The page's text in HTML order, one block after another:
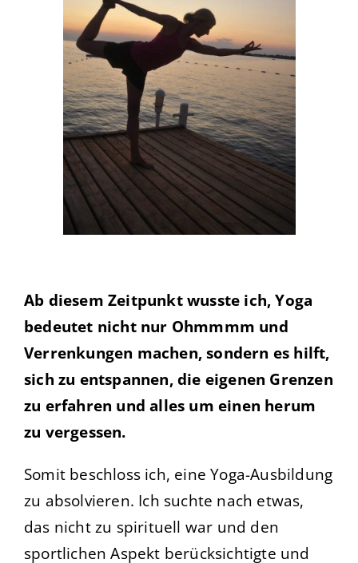
Ab diesem Zeitpunkt wusste ich, Yoga
bedeutet nicht nur Ohmmmm und
Verrenkungen machen, sondern es hilft,
sich zu entspannen, die eigenen Grenzen
zu erfahren und alles um einen herum
zu vergessen.
Somit beschloss ich, eine Yoga-Ausbildung
zu absolvieren. Ich suchte nach etwas,
das nicht zu spirituell war und den
sportlichen Aspekt berücksichtigte und